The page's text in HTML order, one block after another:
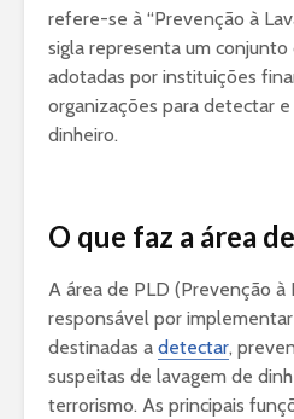
refere-se à “Prevenção à
sigla representa um
adotadas por instituições
organizações para detectar
dinheiro.
O que faz a área
A área de PLD (Prevenção à
responsável por
destinadas a detectar,
suspeitas de lavagem de
terrorismo. As principais